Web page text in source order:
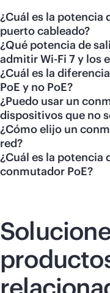
¿Cuál es la potencia
puerto cableado?
¿Qué potencia de
admitir Wi-Fi 7 y los
¿Cuál es la
PoE y no PoE?
¿Puedo usar un
dispositivos que no
¿Cómo elijo un
red?
¿Cuál es la potencia
conmutador PoE?